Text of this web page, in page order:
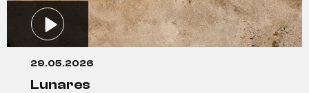
29.05.2026
lunares